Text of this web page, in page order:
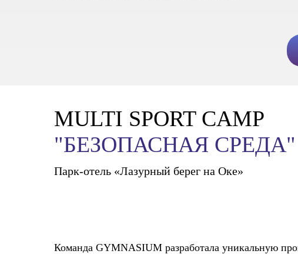
MULTI SPORT CAMP
"БЕЗОПАСНАЯ СРЕДА"
Парк-отель «Лазурный берег на Оке»
Команда GYMNASIUM разработала уникальную